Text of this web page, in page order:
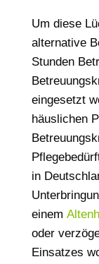
Um diese
alternative
Stunden
eingesetzt
häuslichen
in
einem
oder
Einsatzes